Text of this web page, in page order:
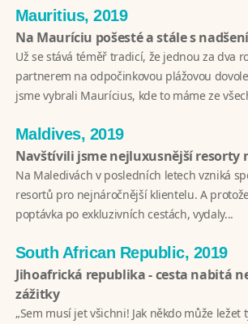
Mauritius, 2019
Na Mauríciu pošesté a stále s
Už se stává téměř tradicí, že jednou za dva
partnerem na odpočinkovou plážovou
jsme vybrali Maurícius, kde to máme ze
Maldives, 2019
Navštívili jsme nejluxusnější resorty
Na Maledivách v posledních letech vzniká
resortů pro nejnáročnější klientelu. A
poptávka po exkluzivních cestách, vydaly...
South African Republic, 2019
Jihoafrická republika - cesta nabitá
zážitky
„Sem musí jet všichni! Jak někdo může ležet